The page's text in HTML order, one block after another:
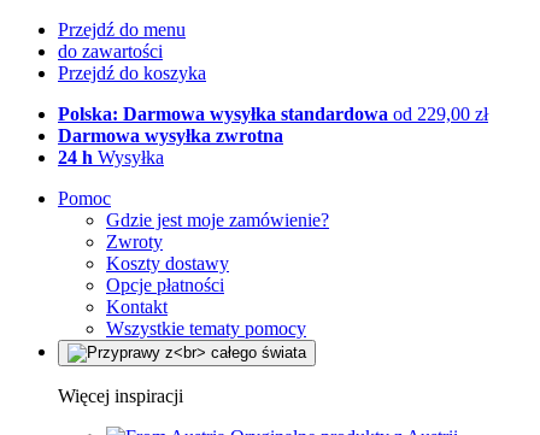
Przejdź do menu
do zawartości
Przejdź do koszyka
Polska: Darmowa wysyłka standardowa od 229,00 zł
Darmowa wysyłka zwrotna
24 h Wysyłka
Pomoc
Gdzie jest moje zamówienie?
Zwroty
Koszty dostawy
Opcje płatności
Kontakt
Wszystkie tematy pomocy
Więcej inspiracji